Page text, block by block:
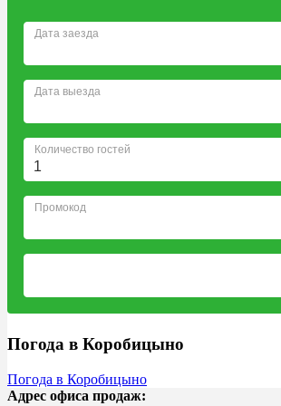
Погода в Коробицыно
Погода в Коробицыно
Адрес офиса продаж: